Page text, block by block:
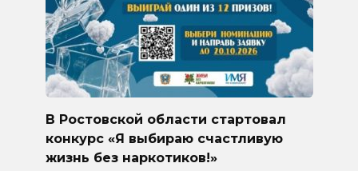
В Ростовской области стартовал
конкурс «Я выбираю счастливую
жизнь без наркотиков!»